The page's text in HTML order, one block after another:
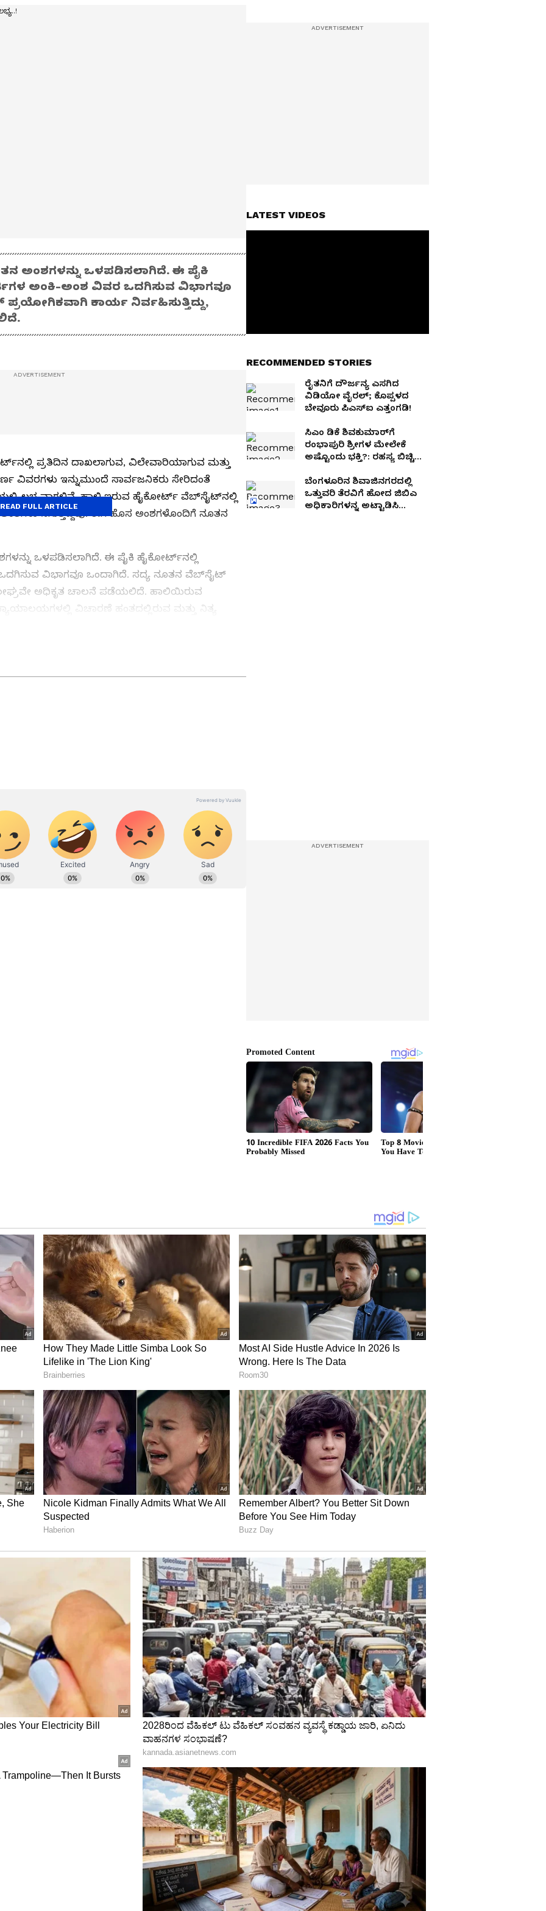
ಅಂಶಗಳನ್ನು ಒಳಪಡಿಸಲಾಗಿದೆ. ಈ ಪೈಕಿ
ಅಂಕಿ-ಅಂಶ ವಿವರ ಒದಗಿಸುವ ವಿಭಾಗವೂ
ಕಾರ್ಯ ನಿರ್ವಹಿಸುತ್ತಿದ್ದು,
ಪ್ರತಿದಿನ ದಾಖಲಾಗುವ, ವಿಲೇವಾರಿಯಾಗುವ ಮತ್ತು
ವಿವರಗಳು ಇನ್ನುಮುಂದೆ ಸಾರ್ವಜನಿಕರು ಸೇರಿದಂತೆ
ಲಭ್ಯವಾಗಲಿವೆ. ಹಾಲಿ ಇರುವ ಹೈಕೋರ್ಟ್‌ ವೆಬ್‌ಸೈಟ್‌ನಲ್ಲಿ
ಸಿಗುತ್ತಿದ್ದವು. ಈಗ ಹೊಸ ಅಂಶಗಳೊಂದಿಗೆ ನೂತನ
ಒಳಪಡಿಸಲಾಗಿದೆ. ಈ ಪೈಕಿ ಹೈಕೋರ್ಟ್‌ನಲ್ಲಿ
ವಿಭಾಗವೂ ಒಂದಾಗಿದೆ. ಸದ್ಯ ನೂತನ ವೆಬ್‌ಸೈಟ್‌
ಅಧಿಕೃತ ಚಾಲನೆ ಪಡೆಯಲಿದೆ. ಹಾಲಿಯಿರುವ
ವಿಚಾರಣೆ ಹಂತದಲ್ಲಿರುವ ಮತ್ತು ನಿತ್ಯ
ವಿಚಾರಣೆ ಹಂತದಲ್ಲಿರುವ ಒಟ್ಟು ಅರ್ಜಿಗಳ
ಬೆಂಗಳೂರಿನ ಪ್ರಧಾನ ಪೀಠದಲ್ಲಿ 1,98,789 ಅರ್ಜಿಗಳು
ಒಟ್ಟು 62,757 ಮತ್ತು ಕಲಬುರಗಿ ಪೀಠದಲ್ಲಿ 26,576
ಒಟ್ಟು 1,59,351 ಸಿವಿಲ್‌ ಹಾಗೂ 39,417 ಕ್ರಿಮಿನಲ್‌
ಪೈಕಿ 1,59,351 ಸಿವಿಲ್‌ ಹಾಗೂ 39,417 ಕ್ರಿಮಿನಲ್‌
ಅರ್ಜಿಗಳ ಪೈಕಿ, 54,771 ಸಿವಿಲ್‌ ಮತ್ತು 7986 ಕ್ರಿಮಿನಲ್‌
ಬಾಕಿಯಿರುವ 26,576 ಅರ್ಜಿಗಳ ಪೈಕಿ 24,494 ಸಿವಿಲ್‌
ನಡುವಿನ 188 ಹಳೆಯ, ಧಾರವಾಡದಲ್ಲಿ 2 ಮತ್ತು
ಬೆಂಗಳೂರು ಪೀಠದಲ್ಲಿ 30 ವರ್ಷ ಮೇಲ್ಪಟ್ಟ 7 ಹಳೆಯ
ಮತ್ತು ಧಾರವಾಡದಲ್ಲಿ 30 ವರ್ಷ ಮೇಲ್ಪಟ್ಟ ಯಾವೊಂದು
19ಕ್ಕೆ ಒಟ್ಟು 20,03,953 ಅರ್ಜಿಗಳು ವಿಲೇವಾರಿಗೆ
ಕ್ರಿಮಿನಲ್‌ ಪ್ರಕರಣಗಳ ಪೈಕಿ 2024ರ ಏ.1ರವರೆಗೆ
ಹೊಸ ವೆಬ್‌ ಸೈಟ್‌ ವಿಳಾಸ
index.php ಆಗಿದೆ.
ಪ್ರಕರಣಗಳು ಬಾಕಿ ಇವೆ. ದೇಶದಾದ್ಯಂತ ಇರುವ ಜಿಲ್ಲಾ ಮತ್ತು
ಬಾಕಿ ಇವೆ. ಸುಪ್ರೀಂಕೋರ್ಟ್‌ನಲ್ಲಿ ಮೇ 19ಕ್ಕೆ 80,671
READ FULL ARTICLE
ವಾಣಿಜ್ಯ, ಕ್ರೀಡೆ, ಮನೋರಂಜನೆ ಸೇರಿ ವೈವಿಧ್ಯಮಯ ಸುದ್ದಿಗಳ
ಅಸ್ಮಿತೆಯ ಸಂಕೇತ. ಸದಾ ಕರುನಾಡು, ನುಡಿ, ಸಂಸ್ಕೃತಿ ಪರ ಧ್ವನಿ
ಸುದ್ದಿಗಳು ಸುವರ್ಣ ನ್ಯೂಸ್ ವೆಬ್‌ಸೈಟಲ್ಲೂ ಲಭ್ಯ.
LATEST VIDEOS
RECOMMENDED STORIES
ರೈತನಿಗೆ ದೌರ್ಜನ್ಯ ಎಸಗಿದ
ವಿಡಿಯೋ ವೈರಲ್; ಕೊಪ್ಪಳದ
ಬೇವೂರು ಪಿಎಸ್‌ಐ ಎತ್ತಂಗಡಿ!
ಸಿಎಂ ಡಿಕೆ ಶಿವಕುಮಾರ್‌ಗೆ
ರಂಭಾಪುರಿ ಶ್ರೀಗಳ ಮೇಲೇಕೆ
ಅಷ್ಟೊಂದು ಭಕ್ತಿ?: ರಹಸ್ಯ ಬಿಚ್ಚಿಟ್ಟ
ಬೆಂಗಳೂರಿನ ಶಿವಾಜಿನಗರದಲ್ಲಿ
ಒತ್ತುವರಿ ತೆರವಿಗೆ ಹೋದ ಜಿಬಿಎ
ಅಧಿಕಾರಿಗಳನ್ನ ಅಟ್ಟಾಡಿಸಿ